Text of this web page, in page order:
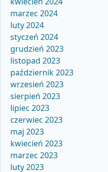
marzec 2024
luty 2024
styczeń 2024
grudzień 2023
listopad 2023
październik 2023
wrzesień 2023
sierpień 2023
lipiec 2023
czerwiec 2023
maj 2023
kwiecień 2023
marzec 2023
luty 2023